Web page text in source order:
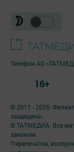
© 2011 - 2026.
защищены.
© ТАТМЕДИА. Все
законом.
Перепечатка,
Телефон АО
16+